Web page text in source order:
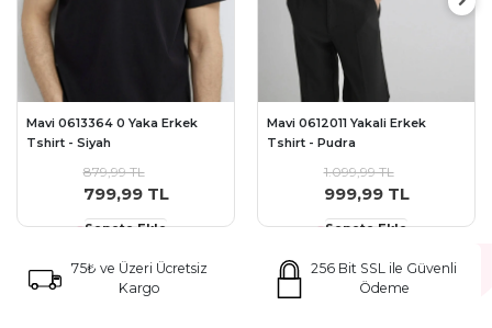
Mavi 0613364 0 Yaka Erkek
Tshirt - Siyah
879,99 TL
799,99 TL
Sepete Ekle
Mavi 0612011 Yakali Erkek
Tshirt - Pudra
1.099,99 TL
999,99 TL
Sepete Ekle
75₺ ve Üzeri Ücretsiz
Kargo
256 Bit SSL ile Güvenli
Ödeme